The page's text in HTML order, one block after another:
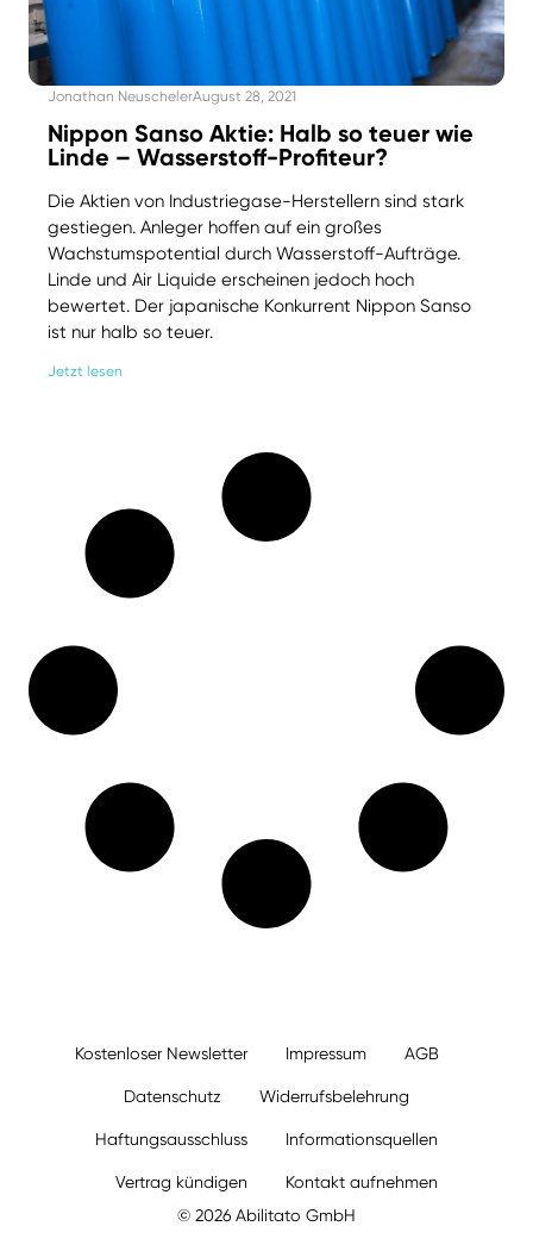
Jonathan NeuschelerAugust 28, 2021
Nippon Sanso Aktie: Halb so teuer wie
Linde – Wasserstoff-Profiteur?
Die Aktien von Industriegase-Herstellern sind stark
gestiegen. Anleger hoffen auf ein großes
Wachstumspotential durch Wasserstoff-Aufträge.
Linde und Air Liquide erscheinen jedoch hoch
bewertet. Der japanische Konkurrent Nippon Sanso
ist nur halb so teuer.
Jetzt lesen
© 2026 Abilitato GmbH
Kostenloser Newsletter Impressum AGB
Datenschutz Widerrufsbelehrung
Haftungsausschluss Informationsquellen
Vertrag kündigen Kontakt aufnehmen